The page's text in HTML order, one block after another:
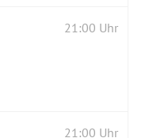
21:00 Uhr
21:00 Uhr